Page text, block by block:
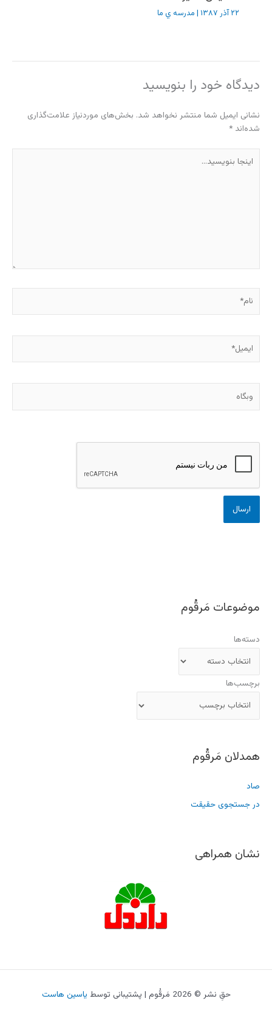
۲۲ آذر ۱۳۸۷ | مدرسه ي ما
دیدگاه‌ خود را بنویسید
نشانی ایمیل شما منتشر نخواهد شد. بخش‌های موردنیاز علامت‌گذاری
شده‌اند *
بنویسید…
وبگاه
موضوعات مَرقُوم
دسته‌ها
برچسب‌ها
همدلان مَرقُوم
صاد
در جستجوی حقیقت
نشان همراهی
حقِ نشر © 2026 مَرقُوم | پشتیبانی توسط یاسین هاست